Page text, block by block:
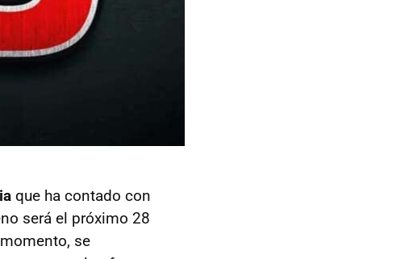
que ha contado con
será el próximo 28
se